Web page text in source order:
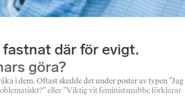
där för evigt.
göra?
i dem. Oftast skedde det under poster av typen ”Jag
eller ”Viktig vit feministsnubbe förklarar